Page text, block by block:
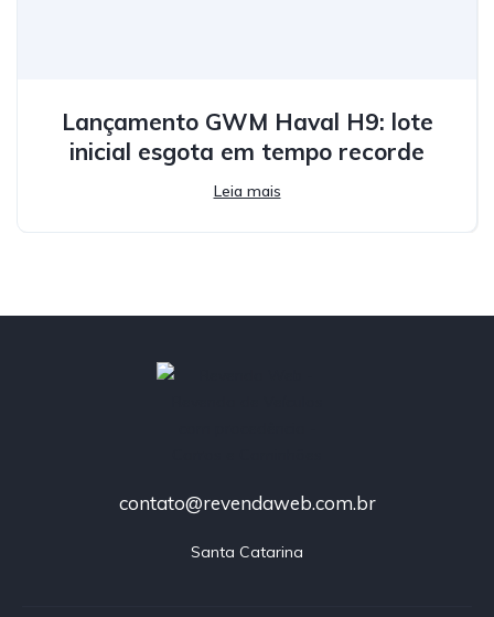
Lançamento GWM Haval H9: lote
inicial esgota em tempo recorde
Leia mais
contato@revendaweb.com.br
Santa Catarina